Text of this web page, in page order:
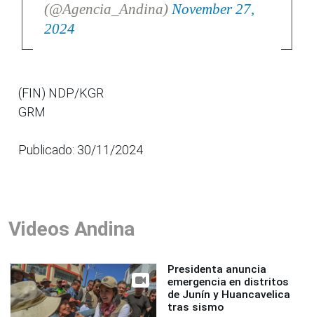
(@Agencia_Andina) November 27,
2024
(FIN) NDP/KGR
GRM
Publicado: 30/11/2024
Videos Andina
Presidenta anuncia
emergencia en distritos
de Junín y Huancavelica
tras sismo